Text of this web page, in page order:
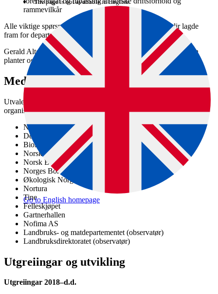
The page is not available in English.
Go to English homepage
rammevilkår
Alle viktige spørsmål knytte til dei to siste kulepunkta blir lagde
fram for departementet for avklaring.
Gerald Altena frå Debio er leiar for utvalet. Mattilsynet, seksjon
planter og innsatsvarer, er sekretariat for utvalet.
Medlemmar
Utvalet er breitt samansett og har medlemmar frå følgande
organisasjonar og institusjonar:
NORSØK (Norsk senter for økologisk landbruk)
Debio
Biologisk-dynamisk Forening
Norsk Landbruksrådgiving
Norsk Bonde- og Småbrukarlag
Norges Bondelag
Økologisk Norge
Nortura
Tine
Felleskjøpet
Gartnerhallen
Nofima AS
Landbruks- og matdepartementet (observatør)
Landbruksdirektoratet (observatør)
Utgreiingar og utvikling
Utgreiingar 2018–d.d.